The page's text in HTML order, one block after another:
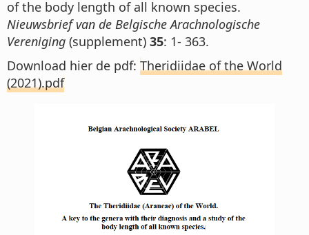
of the body length of all known species.
Nieuwsbrief van de Belgische Arachnologische
Vereniging (supplement) 35: 1- 363.
Download hier de pdf: Theridiidae of the World
(2021).pdf